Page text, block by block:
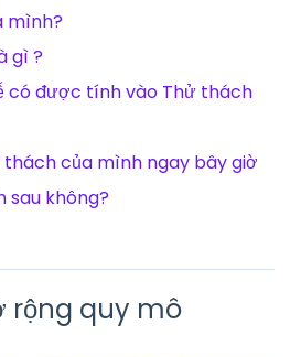
mình?
gì ?
có được tính vào Thử thách
của mình ngay bây giờ
sau không?
rộng quy mô